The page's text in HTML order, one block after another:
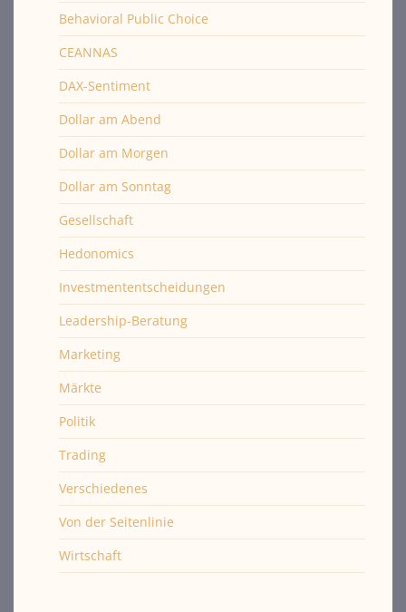
Behavioral Public Choice
CEANNAS
DAX-Sentiment
Dollar am Abend
Dollar am Morgen
Dollar am Sonntag
Gesellschaft
Hedonomics
Investmententscheidungen
Leadership-Beratung
Marketing
Märkte
Politik
Trading
Verschiedenes
Von der Seitenlinie
Wirtschaft